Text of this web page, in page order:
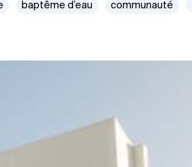
baptême d’eau communauté